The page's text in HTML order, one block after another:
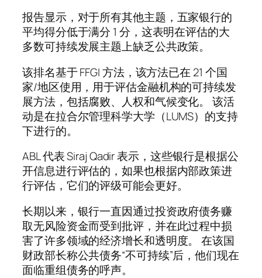
报告显示，对于所有其他主题，五家银行的
平均得分低于满分 1 分，这表明在评估的大
多数可持续发展主题上缺乏公共政策。
该排名基于 FFGI 方法，该方法已在 21 个国
家/地区使用，用于评估金融机构的可持续发
展方法，包括腐败、人权和气候变化。 该活
动是在拉合尔管理科学大学（LUMS）的支持
下进行的。
ABL 代表 Siraj Qadir 表示，这些银行是根据公
开信息进行评估的，如果也根据内部政策进
行评估，它们的评级可能会更好。
长期以来，银行一直因通过投资政府债务赚
取无风险资金而受到批评，并在此过程中损
害了许多领域的经济增长和透明度。 在该国
财政部长称公共债务“不可持续”后，他们现在
面临重组债务的呼声。